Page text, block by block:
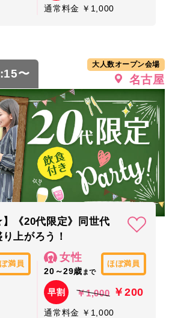
通常料金 ￥1,000
〜
大人数オープン会場
名古屋
《20代限定》同世代
上がろう！
満員
女性
20～29歳 まで
ほぼ満員
早割 ￥1,000 ￥200
通常料金 ￥1,000